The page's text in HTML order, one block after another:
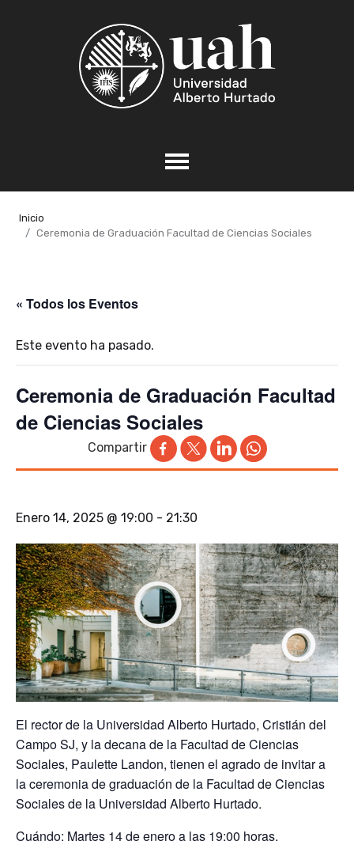
Inicio
Ceremonia de Graduación Facultad de Ciencias Sociales
« Todos los Eventos
Este evento ha pasado.
Ceremonia de Graduación Facultad
de Ciencias Sociales
Compartir
Enero 14, 2025 @ 19:00 - 21:30
El rector de la Universidad Alberto Hurtado, Cristián del
Campo SJ, y la decana de la Facultad de Ciencias
Sociales, Paulette Landon, tienen el agrado de invitar a
la ceremonia de graduación de la Facultad de Ciencias
Sociales de la Universidad Alberto Hurtado.
Cuándo: Martes 14 de enero a las 19:00 horas.